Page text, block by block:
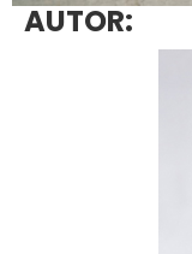
AUTOR: